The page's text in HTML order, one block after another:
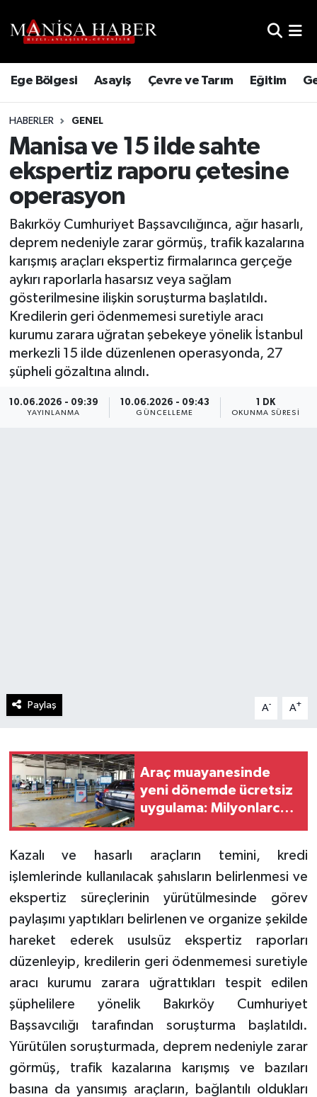
Ege Bölgesi Asayiş Çevre ve Tarım Eğitim
HABERLER GENEL
Manisa ve 15 ilde sahte
ekspertiz raporu çetesine
operasyon
Bakırköy Cumhuriyet Başsavcılığınca, ağır hasarlı,
deprem nedeniyle zarar görmüş, trafik kazalarına
karışmış araçları ekspertiz firmalarınca gerçeğe
aykırı raporlarla hasarsız veya sağlam
gösterilmesine ilişkin soruşturma başlatıldı.
Kredilerin geri ödenmemesi suretiyle aracı
kurumu zarara uğratan şebekeye yönelik İstanbul
merkezli 15 ilde düzenlenen operasyonda, 27
şüpheli gözaltına alındı.
10.06.2026 - 09:39
YAYINLANMA
10.06.2026 - 09:43
GÜNCELLEME
1 DK
OKUNMA SÜRESI
Paylaş A- A+
Araç muayanesinde
yeni dönemde ücretsiz
uygulama: Milyonlarca
Kazalı ve hasarlı araçların temini, kredi
işlemlerinde kullanılacak şahısların belirlenmesi ve
ekspertiz süreçlerinin yürütülmesinde görev
paylaşımı yaptıkları belirlenen ve organize şekilde
hareket ederek usulsüz ekspertiz raporları
düzenleyip, kredilerin geri ödenmemesi suretiyle
aracı kurumu zarara uğrattıkları tespit edilen
şüphelilere yönelik Bakırköy Cumhuriyet
Başsavcılığı tarafından soruşturma başlatıldı.
Yürütülen soruşturmada, deprem nedeniyle zarar
görmüş, trafik kazalarına karışmış ve bazıları
basına da yansımış araçların, bağlantılı oldukları
Trafik Durumu
Süper Lig Puan Durumu ve Fikstür
Tüm Manşetler
Son Dakika Haberleri
Haber Arşivi